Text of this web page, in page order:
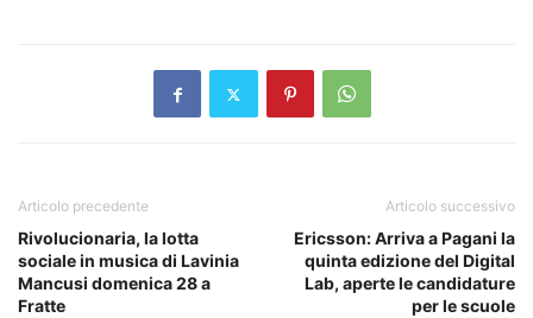
Articolo precedente
Rivolucionaria, la lotta
sociale in musica di Lavinia
Mancusi domenica 28 a
Fratte
Articolo successivo
Ericsson: Arriva a Pagani la
quinta edizione del Digital
Lab, aperte le candidature
per le scuole